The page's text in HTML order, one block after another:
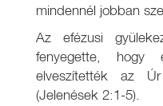
mindennél jobban
Az efézusi
fenyegette,
elveszítették az
(Jelenések 2:1-5).